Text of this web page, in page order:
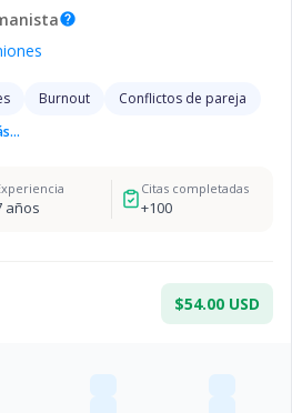
help
Burnout
Conflictos de pareja
años
Citas completadas
+100
$54.00 USD